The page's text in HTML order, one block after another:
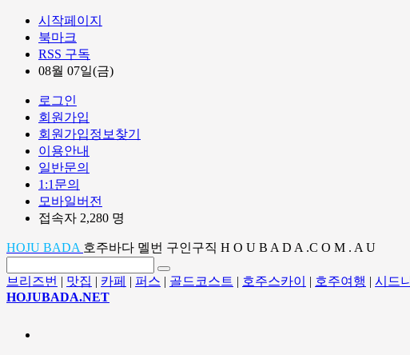
시작페이지
북마크
RSS 구독
08월 07일(금)
로그인
회원가입
회원가입정보찾기
이용안내
일반문의
1:1문의
모바일버전
접속자 2,280 명
HOJU BADA 호주바다 멜번 구인구직 H O U B A D A .C O M . A U
브리즈번 | 맛집 | 카페 | 퍼스 | 골드코스트 | 호주스카이 | 호주여행 | 시드니
HOJUBADA.NET